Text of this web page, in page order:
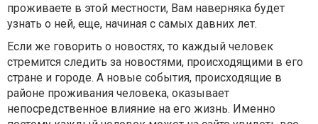
проживаете в этой местности, Вам наверняка будет
узнать о ней, еще, начиная с самых давних лет.
Если же говорить о новостях, то каждый человек
стремится следить за новостями, происходящими в его
стране и городе. А новые события, происходящие в
районе проживания человека, оказывает
непосредственное влияние на его жизнь. Именно